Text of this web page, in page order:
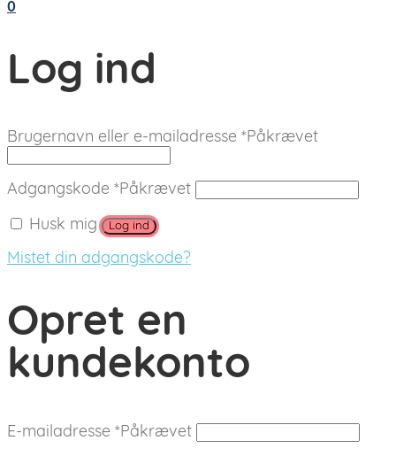
0
Log ind
Brugernavn eller e-mailadresse *Påkrævet
Adgangskode *Påkrævet
Husk mig Log ind
Mistet din adgangskode?
Opret en
kundekonto
E-mailadresse *Påkrævet